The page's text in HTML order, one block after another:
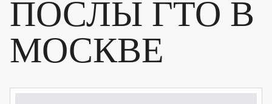
ПОСЛЫ ГТО В
МОСКВЕ